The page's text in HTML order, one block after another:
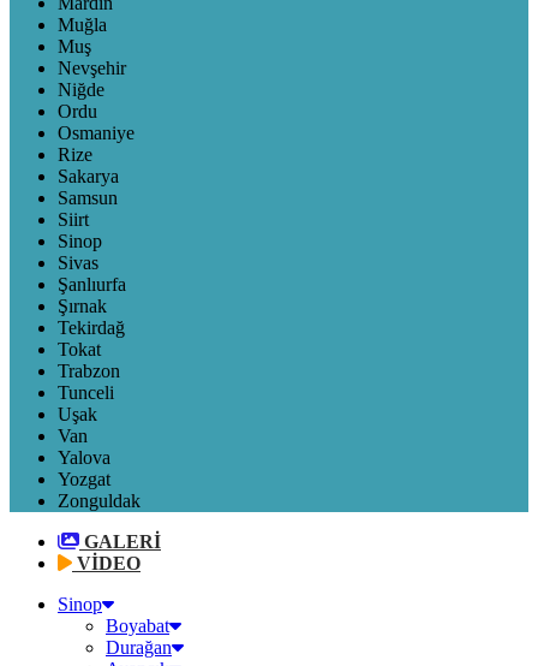
Muğla
Muş
Nevşehir
Niğde
Ordu
Osmaniye
Rize
Sakarya
Samsun
Siirt
Sinop
Sivas
Şanlıurfa
Şırnak
Tekirdağ
Tokat
Trabzon
Tunceli
Uşak
Van
Yalova
Yozgat
Zonguldak
GALERİ
VİDEO
Sinop
Boyabat
Durağan